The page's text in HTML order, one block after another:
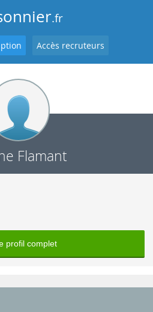
.fr
Accès recruteurs
Flamant
profil complet